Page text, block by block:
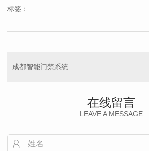
标签：
成都智能门禁系统
在线留言
LEAVE A MESSAGE